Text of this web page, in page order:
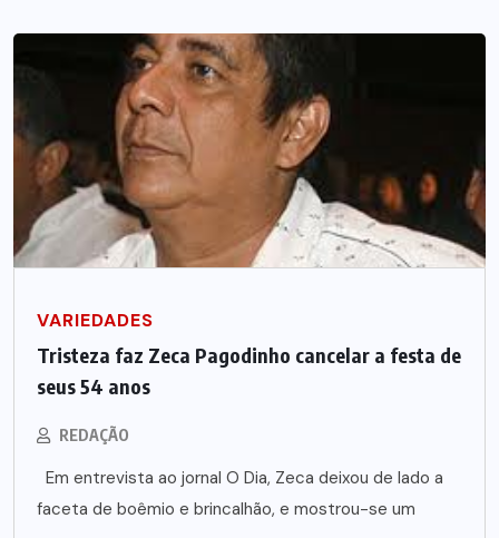
VARIEDADES
Tristeza faz Zeca Pagodinho cancelar a festa de
seus 54 anos
REDAÇÃO
Em entrevista ao jornal O Dia, Zeca deixou de lado a
faceta de boêmio e brincalhão, e mostrou-se um